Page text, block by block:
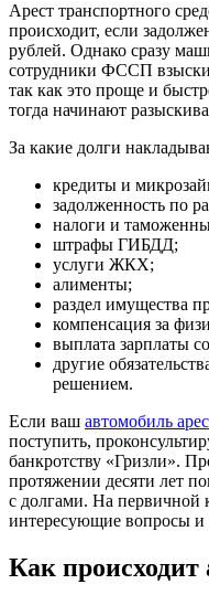
Арест транспортного
происходит, если
рублей. Однако сразу
сотрудники ФССП
так как это проще и
тогда начинают
За какие долги
кредиты и
задолженность по
налоги и
штрафы ГИБДД;
услуги ЖКХ;
алименты;
раздел имущества
компенсация за
выплата зарплаты
другие
решением.
Если ваш автомобиль
поступить,
банкротству «Гризли».
протяжении десяти лет
с долгами. На первичной
интересующие вопросы и
Как происходит